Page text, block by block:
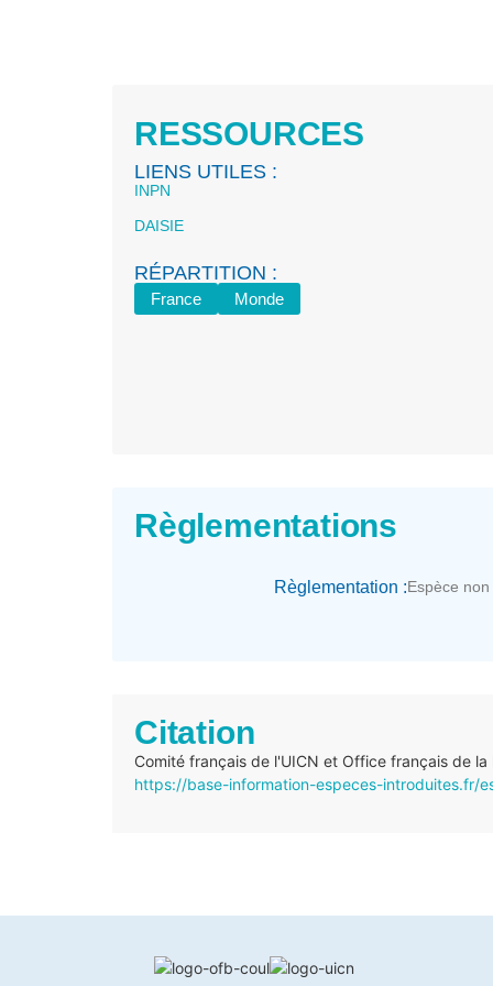
RESSOURCES
LIENS UTILES :
INPN
DAISIE
RÉPARTITION :
France Monde
Règlementations
Règlementation :Espèce non
Citation
Comité français de l'UICN et Office français de
https://base-information-especes-introduites.fr/